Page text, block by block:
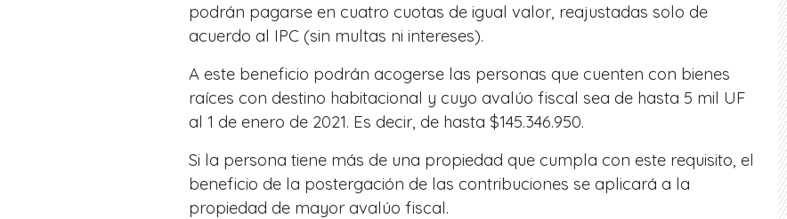
podrán pagarse en cuatro cuotas de igual valor, reajustadas solo de
acuerdo al IPC (sin multas ni intereses).
A este beneficio podrán acogerse las personas que cuenten con bienes
raíces con destino habitacional y cuyo avalúo fiscal sea de hasta 5 mil UF
al 1 de enero de 2021. Es decir, de hasta $145.346.950.
Si la persona tiene más de una propiedad que cumpla con este requisito, el
beneficio de la postergación de las contribuciones se aplicará a la
propiedad de mayor avalúo fiscal.